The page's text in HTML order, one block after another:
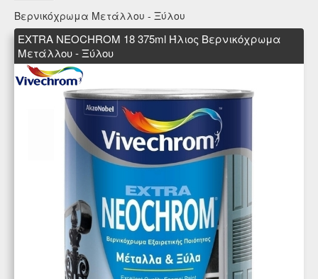
Βερνικόχρωμα Μετάλλου - Ξύλου
EXTRA NEOCHROM 18 375ml Ήλιος Βερνικόχρωμα
Μετάλλου - Ξύλου